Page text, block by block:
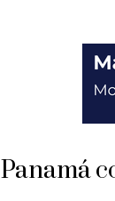
Panamá